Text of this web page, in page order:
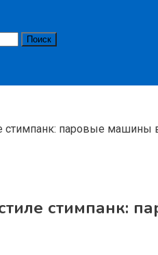
стимпанк: паровые машины
стимпанк: